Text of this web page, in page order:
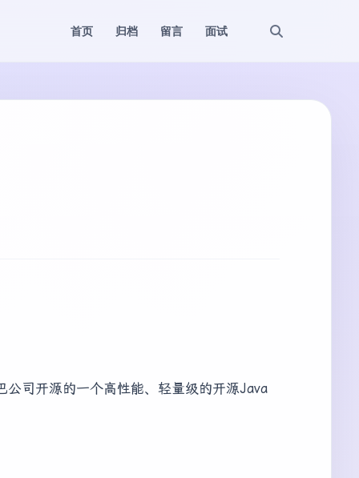
首页 归档 留言 面试
司开源的一个高性能、轻量级的开源Java